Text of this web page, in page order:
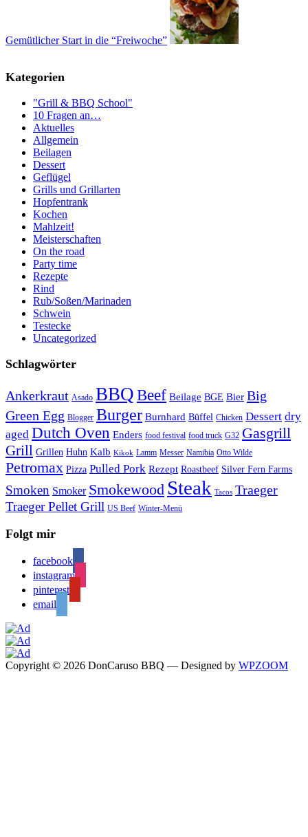
Gemütlicher Start in die “Freiwoche”
Kategorien
"Grill & BBQ School"
10 Fragen an…
Aktuelles
Allgemein
Beilagen
Dessert
Geflügel
Grills und Grillarten
Hopfentrank
Kochen
Mahlzeit!
Meisterschaften
On the road
Party time
Rezepte
Rind
Rub/Soßen/Marinaden
Schwein
Testecke
Uncategorized
Schlagwörter
Ankerkraut Asado BBQBeef Beilage BGE Bier Big
Green Egg Blogger Burger Burnhard Büffel Chicken Dessert dry
aged Dutch Oven Enders food festival food truck G32 Gasgrill
Grill Grillen Huhn Kalb Kikok Lamm Messer Namibia Otto Wilde
Petromax Pizza Pulled Pork Rezept Roastbeef Silver Fern Farms
Smoken Smoker Smokewood Steak Tacos Traeger
Traeger Pellet Grill US Beef Winter-Menü
Folgt mir
facebook
instagram
pinterest
email
Copyright © 2026 DonCaruso BBQ — Designed by WPZOOM